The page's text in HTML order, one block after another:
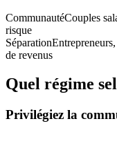
CommunautéCouples
risque
Séparation
de revenus
Quel régime
Privilégiez la